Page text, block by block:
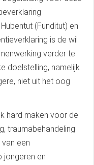
(Funditut) en
is de wil
verder te
doelstelling, namelijk
niet uit het oog
hard maken voor de
traumabehandeling
een
jongeren en